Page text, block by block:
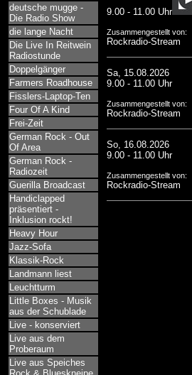
deutsche mugge -
Die Radio Show
die lange Nacht
Die Live In Reitwein
Radiostunde
Doppelgänger
Farmers Roadhouse
Fisslers-Laptop-Ten
Four Of A Kind
Frei-Zeit
German Rock - Out
Of Area
German Rock -
Radiozeit
Guerilla Broadcast
Handiclapped
präsentiert -
Inklusion rockt!
Heavy Hour
Jazz-Sofa
Klassik-Rock
Landmann liest
Leuchtturm
Little Boxes - Musik
aus der Schublade
Live - konserviert
Live aus dem
Proberaum
Live aus Speiches
9.00 - 11.00 Uhr
Zusammengestellt von:
Rockradio-Stream
Sa, 15.08.2026
9.00 - 11.00 Uhr
Zusammengestellt von:
Rockradio-Stream
So, 16.08.2026
9.00 - 11.00 Uhr
Zusammengestellt von:
Rockradio-Stream